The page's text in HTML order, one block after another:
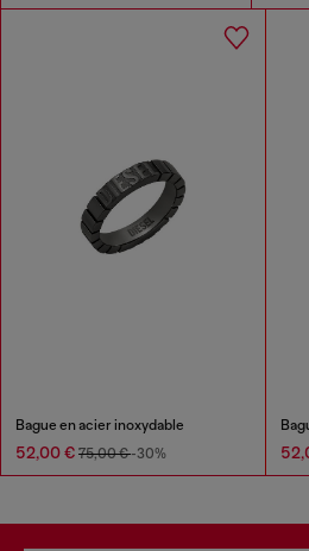
Bague en acier inoxydable
52,00 € 75,00 €-30%